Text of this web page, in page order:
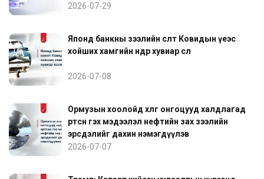
2026-07-29
Японд банкны зээлийн өсөлт Ковидын үеэс
хойших хамгийн өндөр хувиар өслөө
2026-07-08
Ормузын хоолойд хөлөг онгоцууд халдлагад
өртсөн гэх мэдээлэл нефтийн зах зээлийн
эрсдэлийг дахин нэмэгдүүлэв
2026-07-07